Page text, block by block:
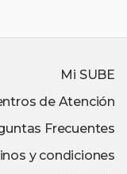
Mi SUBE
de Atención
Frecuentes
y condiciones